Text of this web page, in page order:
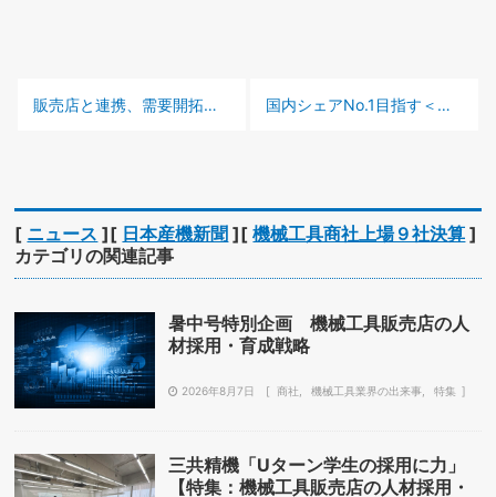
前の記事 :
販売店と連携、需要開拓＜サンドビック 藤井裕幸社長＞ 次の記事 :
国内シェアNo.1目指す＜山善＞
[ ニュース ][ 日本産機新聞 ][機械工具商社上場９社決算 ]
カテゴリの関連記事
暑中号特別企画 機械工具販売店の人
材採用・育成戦略
2026年8月7日 商社 機械工具業界の出来事 特集
三共精機「Uターン学生の採用に力」
【特集：機械工具販売店の人材採用・